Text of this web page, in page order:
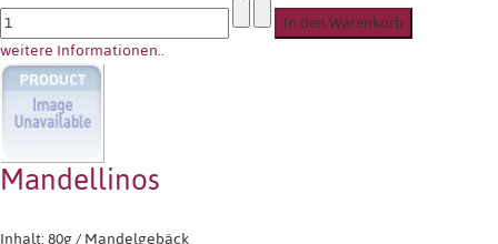
weitere Informationen..
Mandellinos